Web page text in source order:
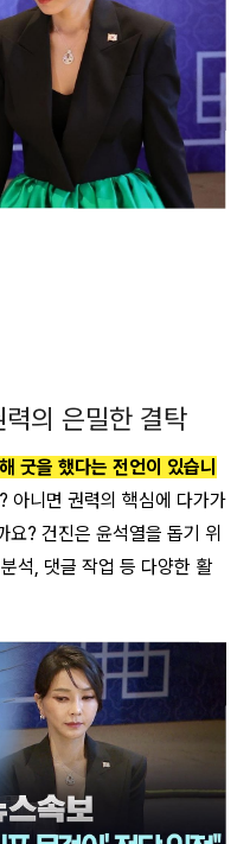
의 은밀한 결탁
굿을 했다는 전언이 있습니
아니면 권력의 핵심에 다가가
요? 건진은 윤석열을 돕기 위
석, 댓글 작업 등 다양한 활